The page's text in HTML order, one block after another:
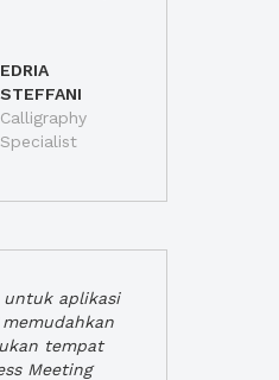
EDRIA
STEFFANI
Calligraphy
Specialist
untuk aplikasi
memudahkan
tempat
Meeting